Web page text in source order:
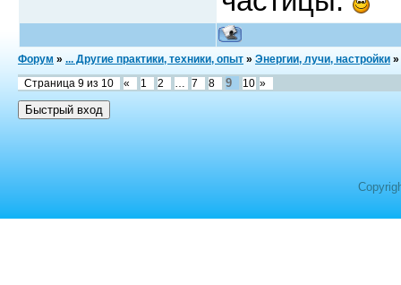
Форум » ... Другие практики, техники, опыт » Энергии, лучи, настройки »
Страница 9 из 10 « 1 2 7 8 9 10 »